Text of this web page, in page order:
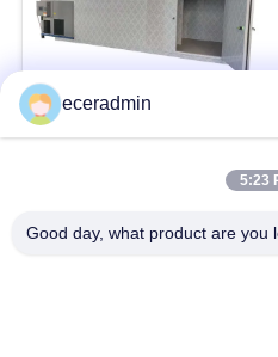
eceradmin
5:23
Good day, what product are you